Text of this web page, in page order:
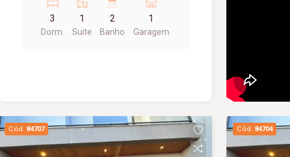
individual; Banheiro social; Lavanderia;
Estacionamento; Diferenciais: Porta
pivotante na sala com 1,20 m; Pé-
complementares: Imóvel em fase de
acabamento, com previsão de entrega
em aproximadamente 02 meses. As
3
Dorm.
1
Suite
2
Banho
1
Garagem
Cód. 84707 Cód. 84704